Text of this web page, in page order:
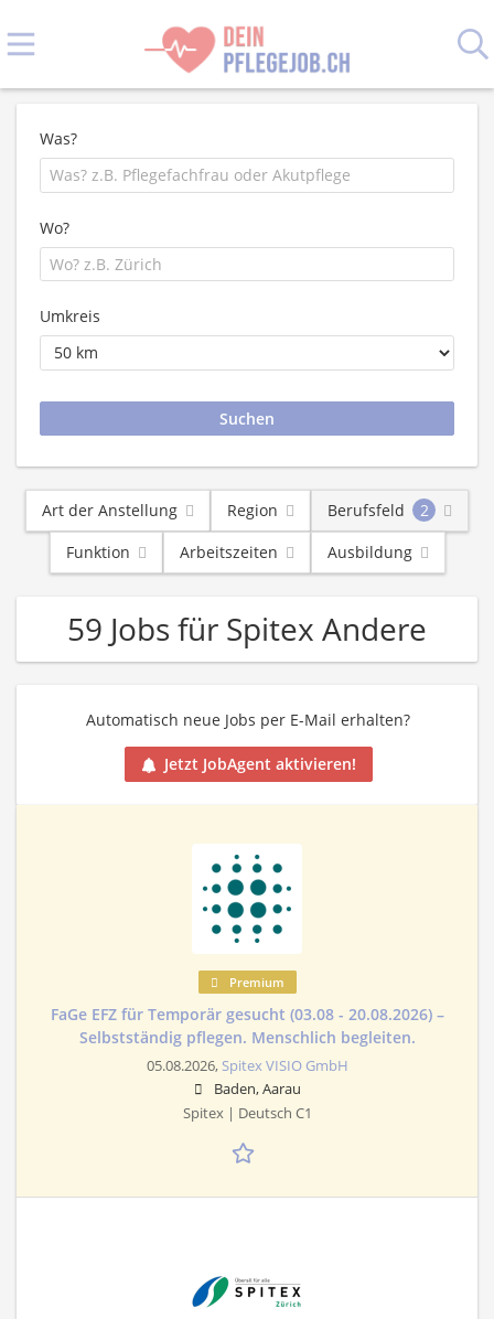
Was?
Wo?
Umkreis
Art der Anstellung Region Berufsfeld
2
Funktion
Arbeitszeiten Ausbildung
59 Jobs für Spitex Andere
Automatisch neue Jobs per E-Mail erhalten?
Jetzt JobAgent aktivieren!
Premium
FaGe EFZ für Temporär gesucht (03.08 - 20.08.2026) –
Selbstständig pflegen. Menschlich begleiten.
05.08.2026, Spitex VISIO GmbH
Baden, Aarau
Spitex | Deutsch C1